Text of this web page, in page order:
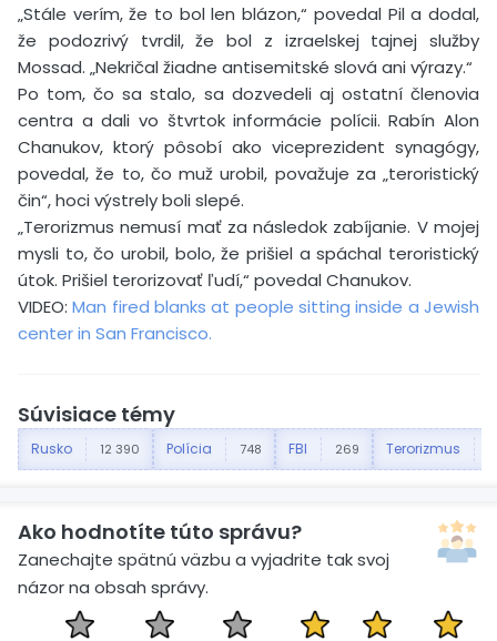
„Stále verím, že to bol len blázon,“ povedal Pil a dodal,
že podozrivý tvrdil, že bol z izraelskej tajnej služby
Mossad. „Nekričal žiadne antisemitské slová ani výrazy.“
Po tom, čo sa stalo, sa dozvedeli aj ostatní členovia
centra a dali vo štvrtok informácie polícii. Rabín Alon
Chanukov, ktorý pôsobí ako viceprezident synagógy,
povedal, že to, čo muž urobil, považuje za „teroristický
čin“, hoci výstrely boli slepé.
„Terorizmus nemusí mať za následok zabíjanie. V mojej
mysli to, čo urobil, bolo, že prišiel a spáchal teroristický
útok. Prišiel terorizovať ľudí,“ povedal Chanukov.
VIDEO:Man fired blanks at people sitting inside a Jewish
center in San Francisco.
Súvisiace témy
Rusko 12 390 Polícia 748 FBI 269 Terorizmus
Ako hodnotíte túto správu?
Zanechajte spätnú väzbu a vyjadrite tak svoj
názor na obsah správy.